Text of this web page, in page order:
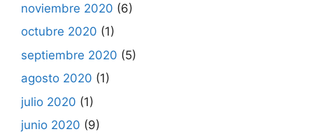
noviembre 2020 (6)
octubre 2020 (1)
septiembre 2020 (5)
agosto 2020 (1)
julio 2020 (1)
junio 2020 (9)